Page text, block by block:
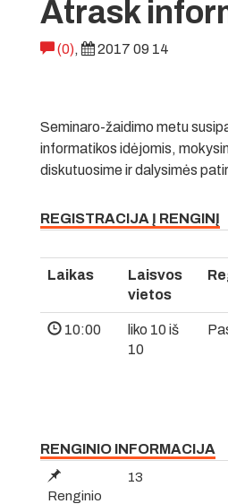
Atrask
(0), 2017 09 14
Seminaro-žaidimo metu
informatikos idėjomis,
diskutuosime ir dalysimės
REGISTRACIJA Į RENGINĮ
Laikas
Laisvos
vietos
10:00
liko 10 iš
10
RENGINIO INFORMACIJA
Renginio
13